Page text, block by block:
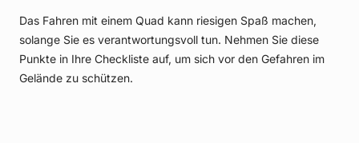
Das Fahren mit einem Quad kann riesigen Spaß machen,
solange Sie es verantwortungsvoll tun. Nehmen Sie diese
Punkte in Ihre Checkliste auf, um sich vor den Gefahren im
Gelände zu schützen.